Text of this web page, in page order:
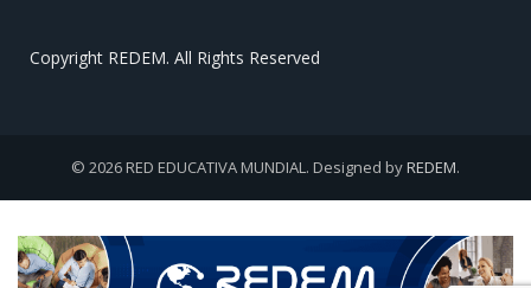
Copyright REDEM. All Rights Reserved
© 2026 RED EDUCATIVA MUNDIAL. Designed byREDEM.